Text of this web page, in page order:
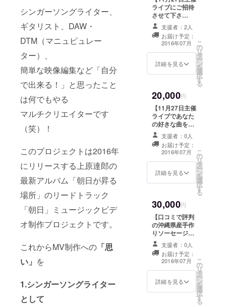
シンガーソングライター、
ギタリスト、DAW・
DTM（マニュピュレー
ター）、
簡単な映像編集など「自分
で出来る！」と思ったこと
は何でもやる
マルチクリエイターです
（笑）！
このプロジェクトは2016年
にリリースする上原達郎の
最新アルバム「朝日が昇る
場所」のリードトラック
「朝日」ミュージックビデ
オ制作プロジェクトです。
これからMV制作への 「思
い」 を
1.シンガーソングライター
として
演奏する。
その後はア
ルバム制作
に打ち込み
ホテル、ラ
ス、ショッ
ピングモー
ル、ラジ
オ、病院、
特別支援学
校など様々
な場所で演
奏する。
2016年は2枚
目のアルバ
ム（10曲入
り）「朝日
が昇る場
所」をリ
リース。
このアルバ
ムはギター
レジット！
ライブにご招待
させて下さ
い！】 会場は沖
縄県北谷町にあ
る料理がおいし
いライブハウス
MOD'Sです！ 1.
10曲入りアルバ
（CD） 2. MVの
エンドロールに
お名前をクレ
ジット 3. 11月
27日主催ライブ
にご招待！ 4. 手
書きの感謝の手
紙をライブチ
ケットと一緒に
お届け！
支援者：2人
お届け予定：
2016年07月
詳細を見る
こ
の
リ
タ
ー
ン
を
選
択
す
る
20,000円
【11月27日主催
ライブであなた
の好きな曲を歌
います！】 1. 10
曲入りアルバム
「朝日が昇る場
所」メッセージ
&サイン付
（CD） 2. MVの
27日主催ライブ
にご招待 4. 手書
きの感謝の手紙
をライブチケッ
トと一緒にお届
け 5. あなたの好
きな曲を11月主
催ライブでカ
バーします！ ※
一緒にステージ
でデュエットも
OKです！
支援者：0人
お届け予定：
2016年07月
詳細を見る
こ
の
リ
タ
ー
ン
を
選
択
す
る
30,000円
【口コミで評判
の沖縄県産手作
りソーセージ
セットをお届け
します！】 1. 10
曲入りアルバム
「朝日が昇る場
所」メッセージ
&サイン付
支援者：0人
お届け予定：
2016年07月
詳細を見る
こ
の
リ
タ
ー
ン
を
選
択
す
る